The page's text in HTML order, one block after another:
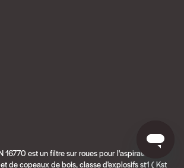
16770 est un filtre sur roues pour l'aspiration de
de copeaux de bois, classe d'explosifs st1 ( Kst